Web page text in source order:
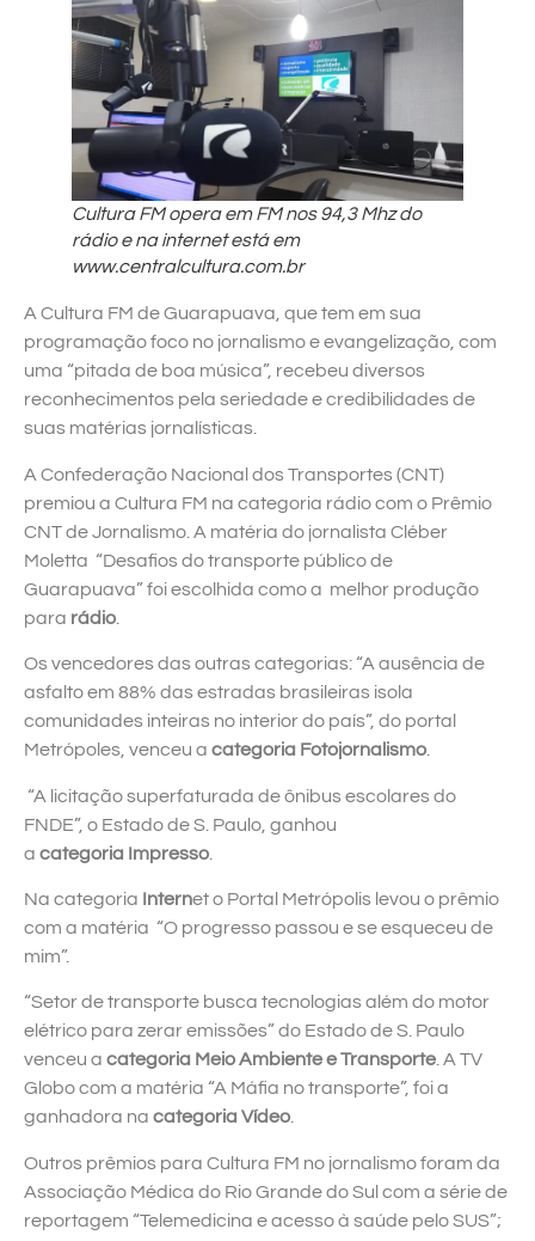
Cultura FM opera em FM nos 94,3 Mhz do
rádio e na internet está em
www.centralcultura.com.br
A Cultura FM de Guarapuava, que tem em sua
programação foco no jornalismo e evangelização, com
uma “pitada de boa música”, recebeu diversos
reconhecimentos pela seriedade e credibilidades de
suas matérias jornalísticas.
A Confederação Nacional dos Transportes (CNT)
premiou a Cultura FM na categoria rádio com o Prêmio
CNT de Jornalismo. A matéria do jornalista Cléber
Moletta “Desafios do transporte público de
Guarapuava” foi escolhida como a melhor produção
para rádio
Os vencedores das outras categorias: “A ausência de
asfalto em 88% das estradas brasileiras isola
comunidades inteiras no interior do país”, do portal
Metrópoles, venceu a categoria Fotojornalismo.
“A licitação superfaturada de ônibus escolares do
FNDE”, o Estado de S. Paulo, ganhou
a categoria Impresso
Na categoria Internet o Portal Metrópolis levou o prêmio
com a matéria “O progresso passou e se esqueceu de
mim”.
“Setor de transporte busca tecnologias além do motor
elétrico para zerar emissões” do Estado de S. Paulo
venceu a categoria Meio Ambiente e Transporte. A TV
Globo com a matéria “A Máfia no transporte”, foi a
ganhadora na categoria Vídeo.
Outros prêmios para Cultura FM no jornalismo foram da
Associação Médica do Rio Grande do Sul com a série de
reportagem “Telemedicina e acesso à saúde pelo SUS”;